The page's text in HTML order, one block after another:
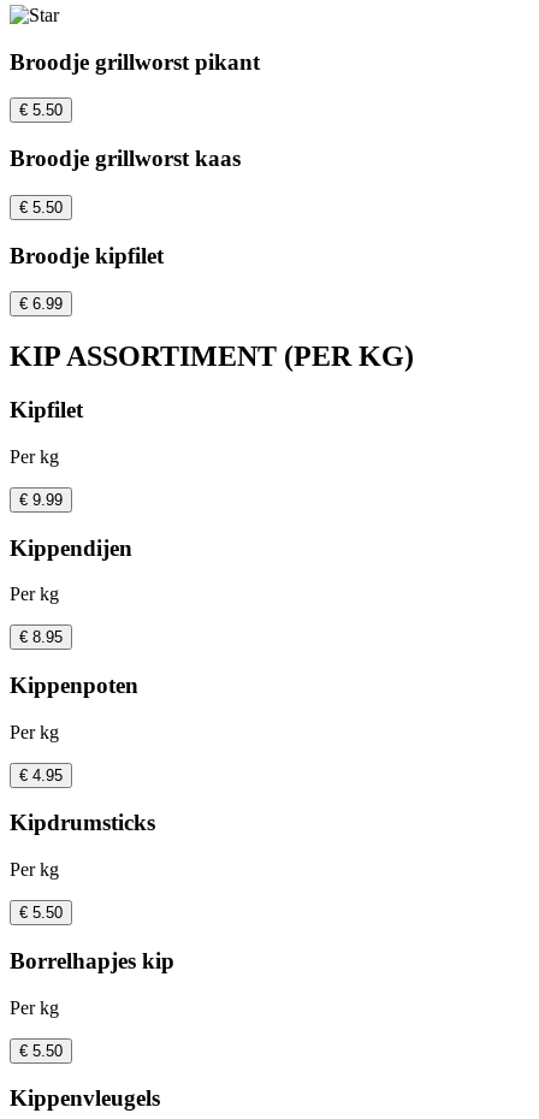
Broodje grillworst pikant
€ 5.50
Broodje grillworst kaas
€ 5.50
Broodje kipfilet
€ 6.99
KIP ASSORTIMENT (PER KG)
Kipfilet
Per kg
€ 9.99
Kippendijen
Per kg
€ 8.95
Kippenpoten
Per kg
€ 4.95
Kipdrumsticks
Per kg
€ 5.50
Borrelhapjes kip
Per kg
€ 5.50
Kippenvleugels